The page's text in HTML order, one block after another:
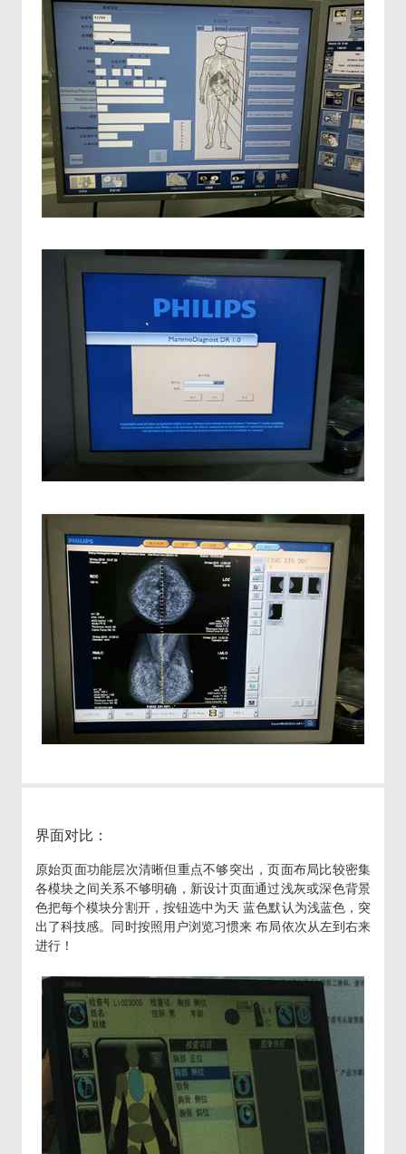
界面对比：
原始页面功能层次清晰但重点不够突出，页面布局比较密集
各模块之间关系不够明确，新设计页面通过浅灰或深色背景
色把每个模块分割开，按钮选中为天 蓝色默认为浅蓝色，突
出了科技感。同时按照用户浏览习惯来 布局依次从左到右来
进行！